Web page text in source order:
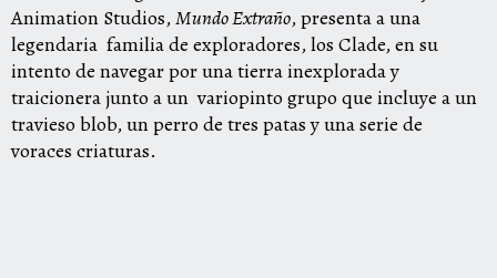
Animation Studios,Mundo Extraño, presenta a una
legendaria familia de exploradores, los Clade, en su
intento de navegar por una tierra inexplorada y
traicionera junto a un variopinto grupo que incluye a un
travieso blob, un perro de tres patas y una serie de
voraces criaturas.